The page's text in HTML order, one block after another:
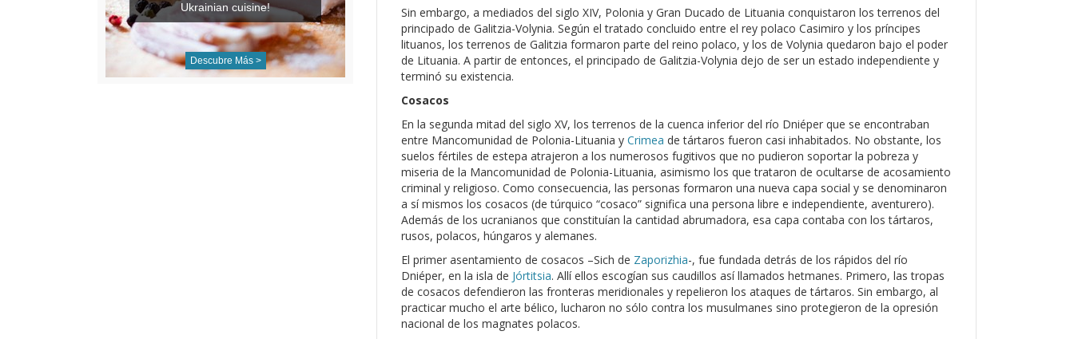
Ukrainian cuisine!
Descubre Más >
Sin embargo, a mediados del siglo XIV, Polonia y Gran Ducado de Lituania conquistaron los terrenos del
principado de Galitzia-Volynia. Según el tratado concluido entre el rey polaco Casimiro y los príncipes
lituanos, los terrenos de Galitzia formaron parte del reino polaco, y los de Volynia quedaron bajo el poder
de Lituania. A partir de entonces, el principado de Galitzia-Volynia dejo de ser un estado independiente y
terminó su existencia.
Cosacos
En la segunda mitad del siglo XV, los terrenos de la cuenca inferior del río Dniéper que se encontraban
entre Mancomunidad de Polonia-Lituania y Crimea de tártaros fueron casi inhabitados. No obstante, los
suelos fértiles de estepa atrajeron a los numerosos fugitivos que no pudieron soportar la pobreza y
miseria de la Mancomunidad de Polonia-Lituania, asimismo los que trataron de ocultarse de acosamiento
criminal y religioso. Como consecuencia, las personas formaron una nueva capa social y se denominaron
a sí mismos los cosacos (de túrquico “cosaco” significa una persona libre e independiente, aventurero).
Además de los ucranianos que constituían la cantidad abrumadora, esa capa contaba con los tártaros,
rusos, polacos, húngaros y alemanes.
El primer asentamiento de cosacos –Sich de Zaporizhia-, fue fundada detrás de los rápidos del río
Dniéper, en la isla de Jórtitsia. Allí ellos escogían sus caudillos así llamados hetmanes. Primero, las tropas
de cosacos defendieron las fronteras meridionales y repelieron los ataques de tártaros. Sin embargo, al
practicar mucho el arte bélico, lucharon no sólo contra los musulmanes sino protegieron de la opresión
nacional de los magnates polacos.